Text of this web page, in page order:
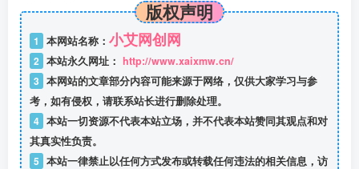
版权声明
1 本网站名称： 小艾网创网
2 本站永久网址： http://www.xaixmw.cn/
3 本网站的文章部分内容可能来源于网络，仅供大家学习与参
考，如有侵权，请联系站长进行删除处理。
4 本站一切资源不代表本站立场，并不代表本站赞同其观点和对
其真实性负责。
5 本站一律禁止以任何方式发布或转载任何违法的相关信息，访